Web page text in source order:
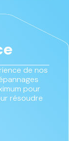
de nos
pour
résoudre